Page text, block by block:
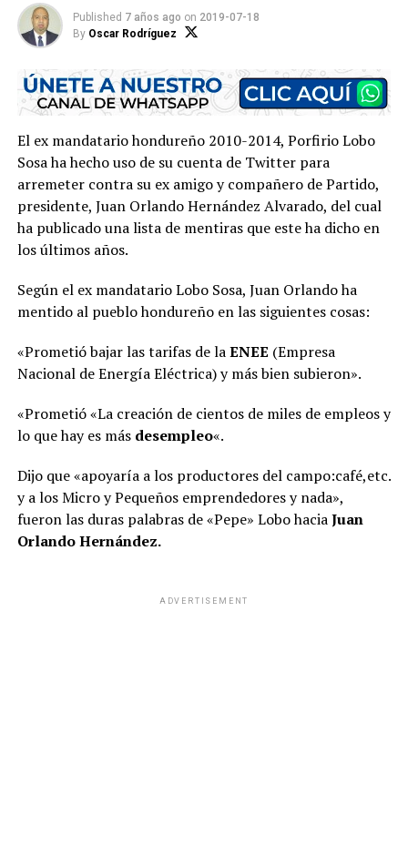
Published 7 años ago on 2019-07-18
By Oscar Rodríguez
El ex mandatario hondureño 2010-2014, Porfirio Lobo
Sosa ha hecho uso de su cuenta de Twitter para
arremeter contra su ex amigo y compañero de Partido,
presidente, Juan Orlando Hernández Alvarado, del cual
ha publicado una lista de mentiras que este ha dicho en
los últimos años.
Según el ex mandatario Lobo Sosa, Juan Orlando ha
mentido al pueblo hondureño en las siguientes cosas:
«Prometió bajar las tarifas de laENEE (Empresa
Nacional de Energía Eléctrica) y más bien subieron».
«Prometió «La creación de cientos de miles de empleos y
lo que hay es más desempleo«.
Dijo que «apoyaría a los productores del campo:café,etc.
y a los Micro y Pequeños emprendedores y nada»,
fueron las duras palabras de «Pepe» Lobo haciaJuan
Orlando Hernández.
ADVERTISEMENT